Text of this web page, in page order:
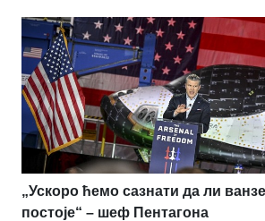
„Ускоро ћемо сазнати да ли
постоје“ – шеф Пентагона